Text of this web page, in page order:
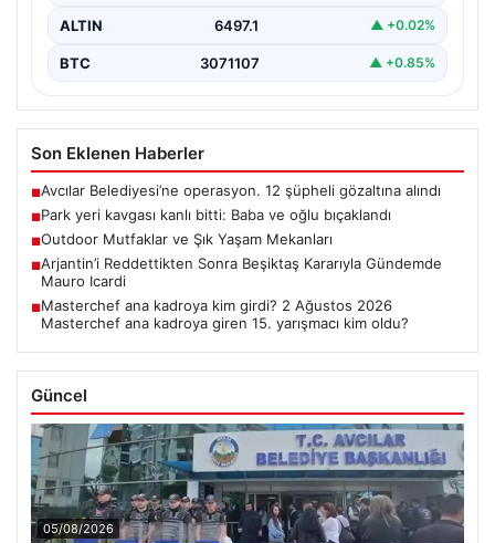
ALTIN 6497.1 ▲ +0.02%
BTC 3071107 ▲ +0.85%
Son Eklenen Haberler
■Avcılar Belediyesi’ne operasyon. 12 şüpheli gözaltına alındı
■Park yeri kavgası kanlı bitti: Baba ve oğlu bıçaklandı
■Outdoor Mutfaklar ve Şık Yaşam Mekanları
■Arjantin’i Reddettikten Sonra Beşiktaş Kararıyla Gündemde
Mauro Icardi
■Masterchef ana kadroya kim girdi? 2 Ağustos 2026
Masterchef ana kadroya giren 15. yarışmacı kim oldu?
Güncel
05/08/2026